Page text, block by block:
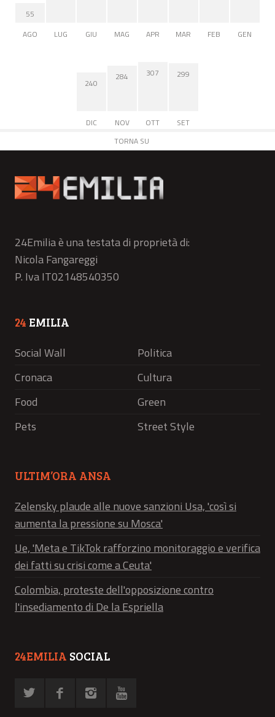
55
AGO
LUG GIU MAG APR MAR FEB GEN
240
DIC
284
NOV
307
OTT
299
SET
TORNA SU
24Emilia è una testata di proprietà di:
Nicola Fangareggi
P. Iva IT02148540350
24 EMILIA
Social Wall
Politica
Cronaca
Cultura
Food
Green
Pets
Street Style
ULTIM’ORA ANSA
Zelensky plaude alle nuove sanzioni Usa, 'così si
aumenta la pressione su Mosca'
Ue, 'Meta e TikTok rafforzino monitoraggio e verifica
dei fatti su crisi come a Ceuta'
Colombia, proteste dell'opposizione contro
l'insediamento di De la Espriella
24EMILIA SOCIAL